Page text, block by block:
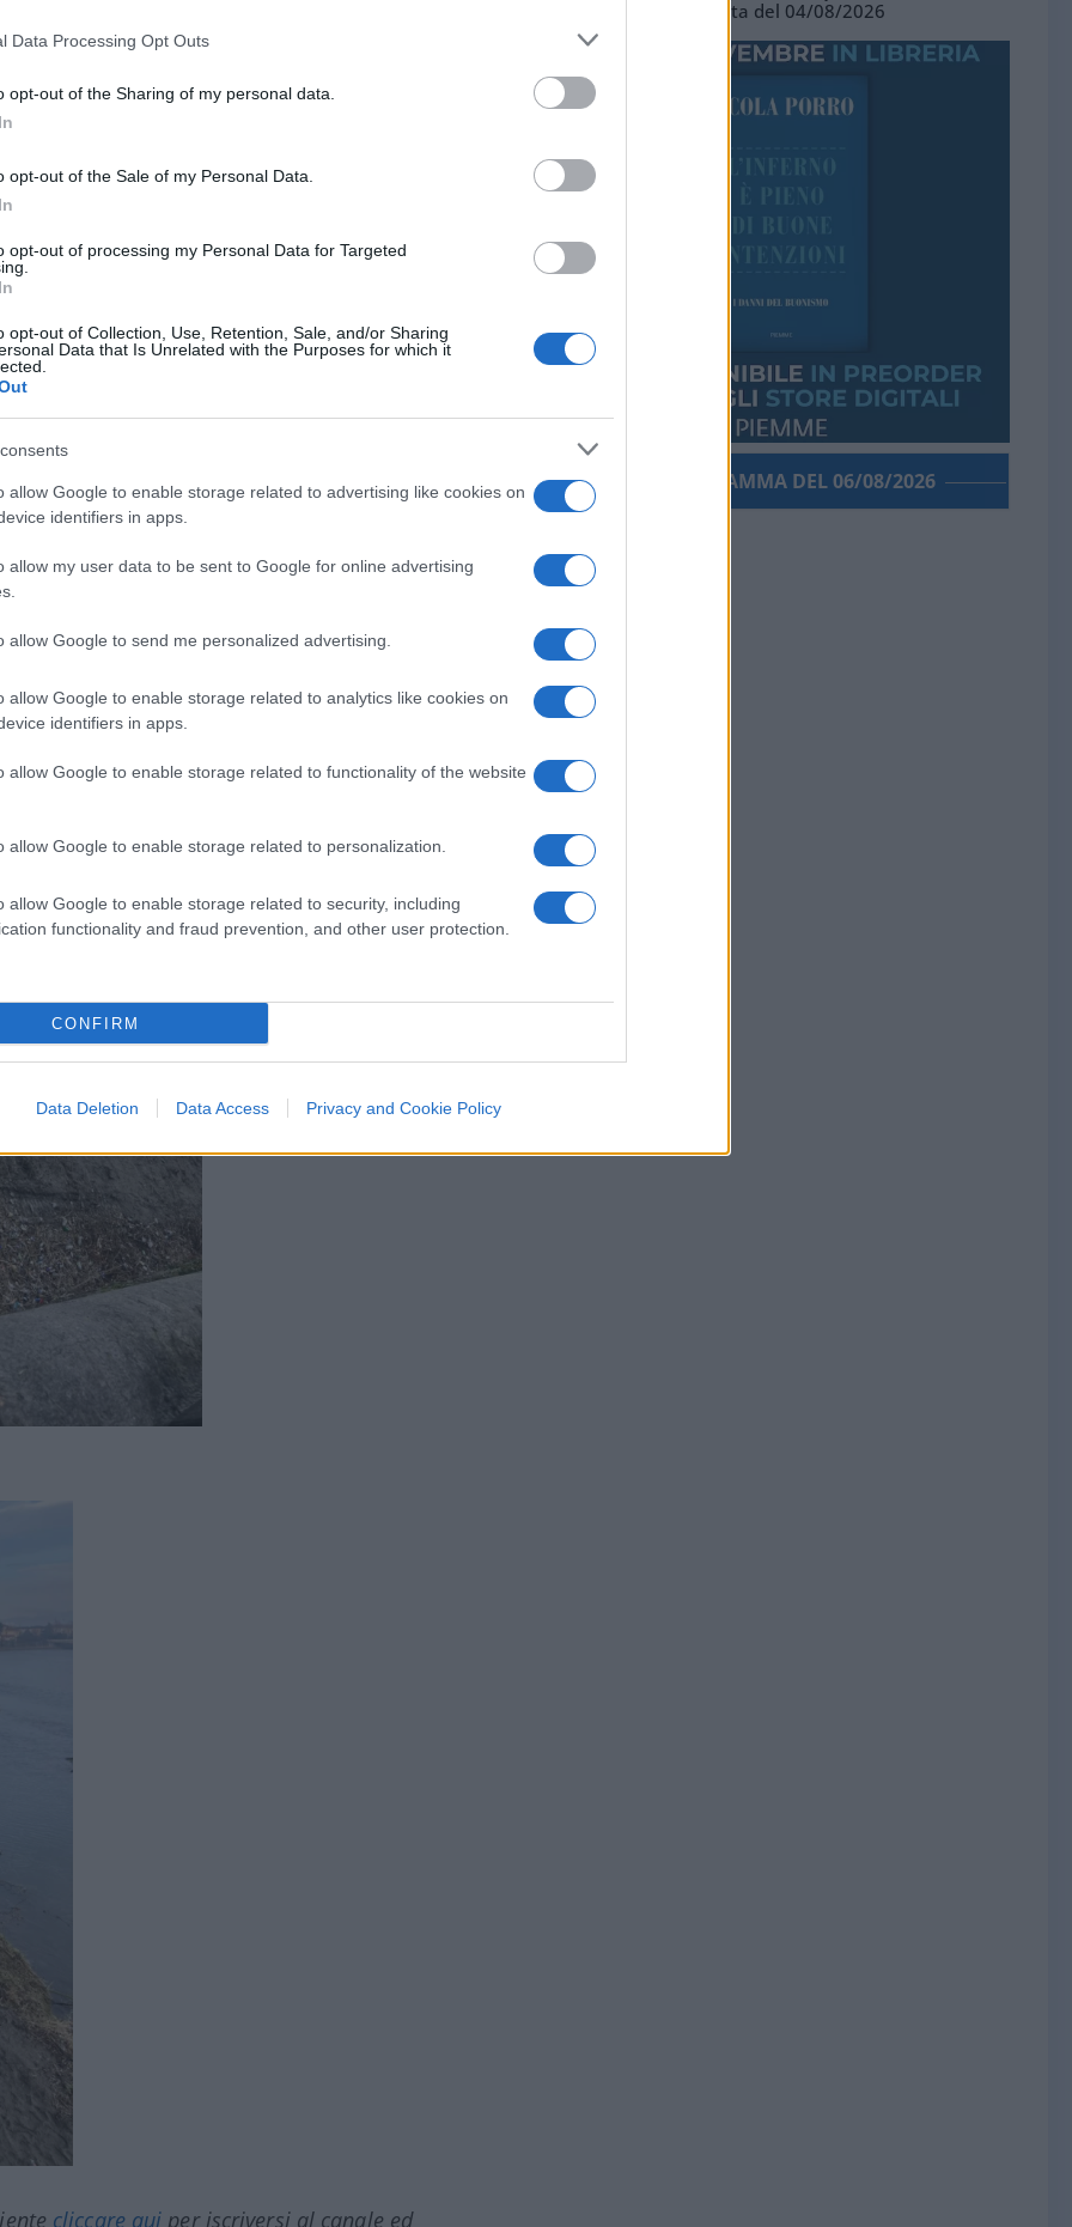
Data Processing Opt Outs
opt-out of the Sharing of my personal data.
opt-out of the Sale of my Personal Data.
opt-out of processing my Personal Data for Targeted
opt-out of Collection, Use, Retention, Sale, and/or Sharing
Data that Is Unrelated with the Purposes for which it
allow Google to enable storage related to advertising like cookies on
identifiers in apps.
allow my user data to be sent to Google for online advertising
allow Google to send me personalized advertising.
allow Google to enable storage related to analytics like cookies on
identifiers in apps.
allow Google to enable storage related to functionality of the website
allow Google to enable storage related to personalization.
allow Google to enable storage related to security, including
functionality and fraud prevention, and other user protection.
CONFIRM
Data Deletion Data Access Privacy and Cookie Policy
vigilare, intervenire,
piena del fiume che faciliti il lavoro e
vita nella mia amata città.Bel biglietto
cliccare qui per iscriversi al canale ed
Vignetta del 04/08/2026
PORROGRAMMA DEL 06/08/2026